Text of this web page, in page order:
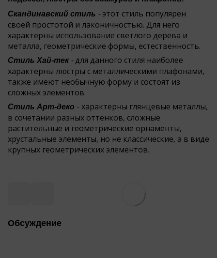
Скандинавский стиль -этот стиль популярен
своей простотой и лаконичностью. Для него
характерны использование светлого дерева и
металла, геометрические формы, естественность.
Стиль Хай-тек-для данного стиля наиболее
характерны люстры с металлическими плафонами,
также имеют необычную форму и состоят из
сложных элементов.
Стиль Арт-деко - характерны глянцевые металлы,
в сочетании разных оттенков, сложные
растительные и геометрические орнаменты,
хрустальные элементы, но не классические, а в виде
крупных геометрических элементов.
Обсуждение